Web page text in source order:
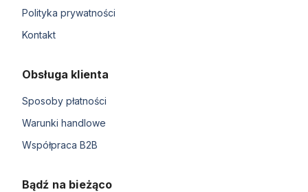
Polityka prywatności
Kontakt
Obsługa klienta
Sposoby płatności
Warunki handlowe
Współpraca B2B
Bądź na bieżąco